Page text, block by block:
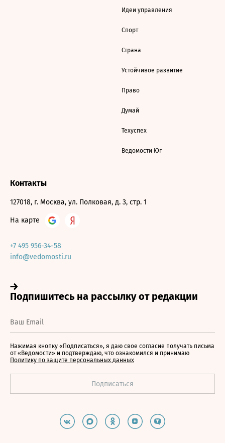
Идеи управления
Спорт
Страна
Устойчивое развитие
Право
Думай
Техуспех
Ведомости Юг
Контакты
127018, г. Москва, ул. Полковая, д. 3, стр. 1
На карте
+7 495 956-34-58
info@vedomosti.ru
Нажимая кнопку «Подписаться», я даю свое согласие получать письма
от «Ведомости» и подтверждаю, что ознакомился и принимаю
Политику по защите персональных данных